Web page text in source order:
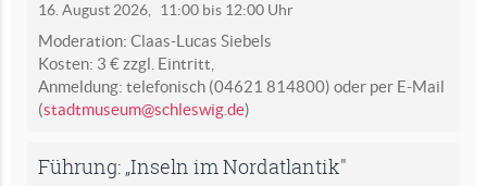
16. August 2026, 11:00 bis 12:00 Uhr
Moderation: Claas-Lucas Siebels
Kosten: 3 € zzgl. Eintritt,
Anmeldung: telefonisch (04621 814800) oder per E-Mail
(stadtmuseum@schleswig.de)
Führung: „Inseln im Nordatlantik"